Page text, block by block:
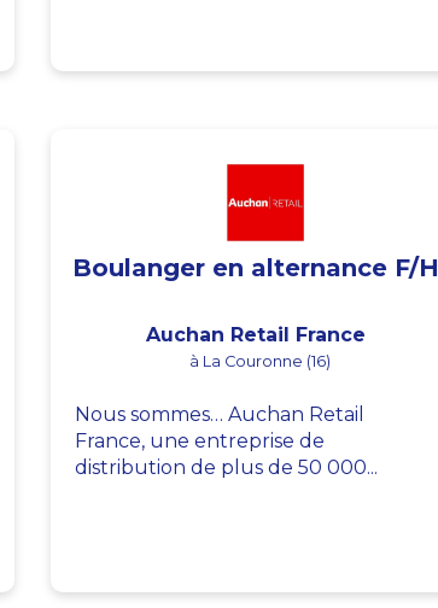
Boulanger en alternance F/H
Auchan Retail France
à La Couronne (16)
Nous sommes… Auchan Retail
France, une entreprise de
distribution de plus de 50 000...